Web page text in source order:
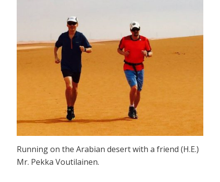
Running on the Arabian desert with a friend (H.E.)
Mr. Pekka Voutilainen.